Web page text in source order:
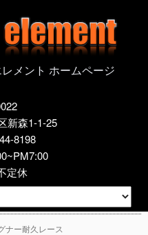
メント ホームページ
新森1-1-25
8198
定休
ナー耐久レース